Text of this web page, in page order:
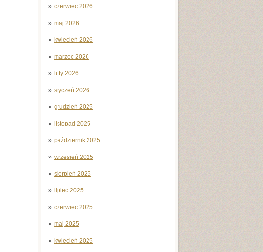
czerwiec 2026
maj 2026
kwiecień 2026
marzec 2026
luty 2026
styczeń 2026
grudzień 2025
listopad 2025
październik 2025
wrzesień 2025
sierpień 2025
lipiec 2025
czerwiec 2025
maj 2025
kwiecień 2025